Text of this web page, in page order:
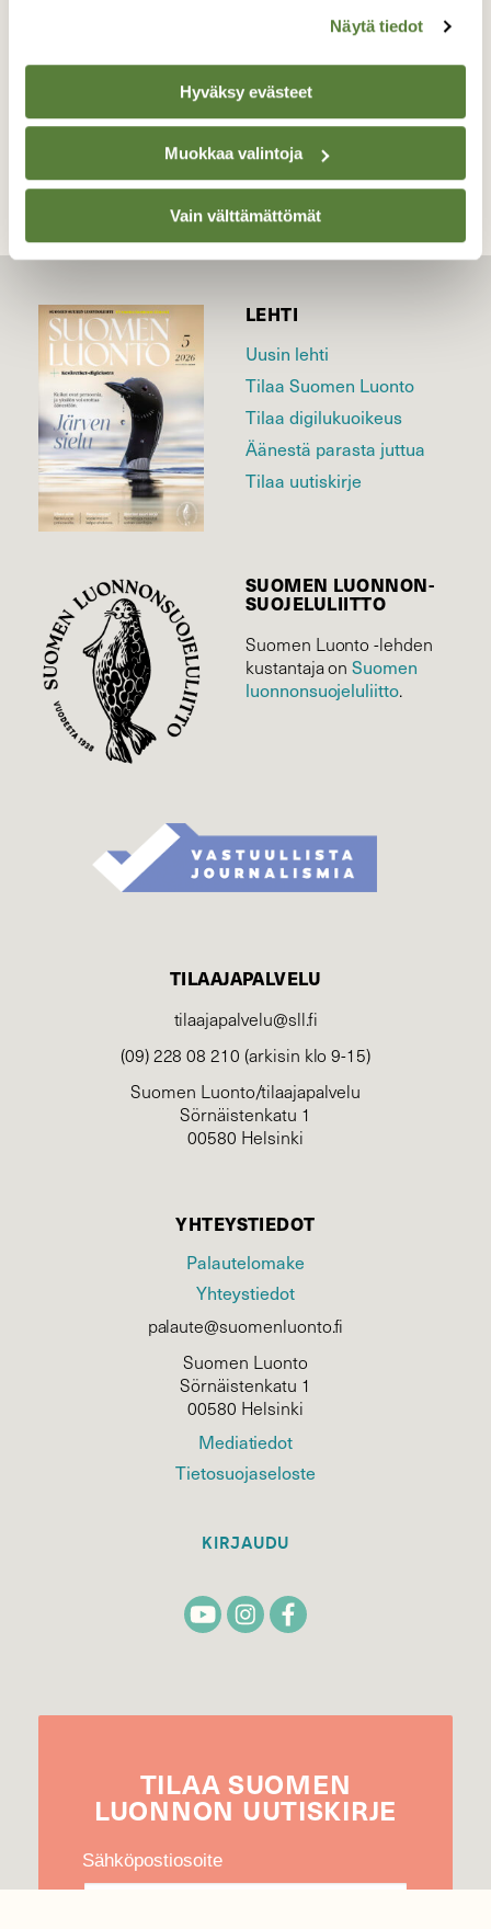
Näytä tiedot
Hyväksy evästeet
Muokkaa valintoja
Vain välttämättömät
Valokuvaaja: Juhani Peltonen, Piikkiö 26.10.2022
LEHTI
Uusin lehti
Tilaa Suomen Luonto
Tilaa digilukuoikeus
Äänestä parasta juttua
Tilaa uutiskirje
SUOMEN LUONNON­
SUOJELU­LIITTO
Suomen Luonto -lehden
kustantaja onSuomen
luonnonsuojelu­liitto.
TILAAJAPALVELU
tilaajapalvelu@sll.fi
(09) 228 08 210 (arkisin klo 9-15)
Suomen Luonto/tilaajapalvelu
Sörnäistenkatu 1
00580 Helsinki
YHTEYSTIEDOT
Palautelomake
Yhteystiedot
palaute@suomenluonto.fi
Suomen Luonto
Sörnäistenkatu 1
00580 Helsinki
Mediatiedot
Tietosuojaseloste
KIRJAUDU
TILAA SUOMEN
LUONNON UUTIS­KIRJE
Sähköpostiosoite